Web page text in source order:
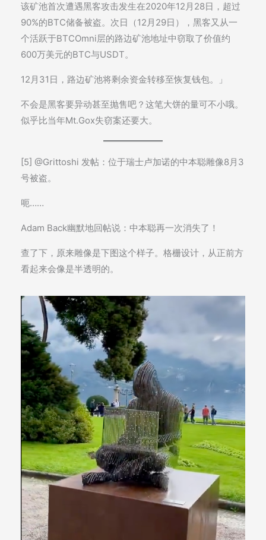
该矿池首次遭遇黑客攻击发生在2020年12月28日，超过
90%的BTC储备被盗。次日（12月29日），黑客又从一
个活跃于BTCOmni层的路边矿池地址中窃取了价值约
600万美元的BTC与USDT。
12月31日，路边矿池将剩余资金转移至恢复钱包。」
不会是黑客要异动甚至抛售吧？这笔大饼的量可不小哦。
似乎比当年Mt.Gox失窃案还要大。
[5] @Grittoshi 发帖：位于瑞士卢加诺的中本聪雕像8月3
号被盗。
呃……
Adam Back幽默地回帖说：中本聪再一次消失了！
查了下，原来雕像是下图这个样子。格栅设计，从正前方
看起来会像是半透明的。